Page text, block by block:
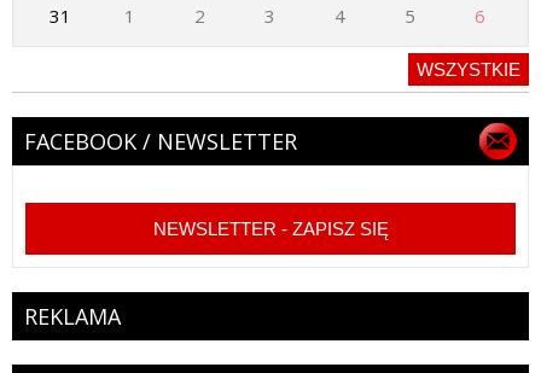
31
1 2 3 4 5 6
WSZYSTKIE
FACEBOOK / NEWSLETTER
NEWSLETTER - ZAPISZ SIĘ
REKLAMA